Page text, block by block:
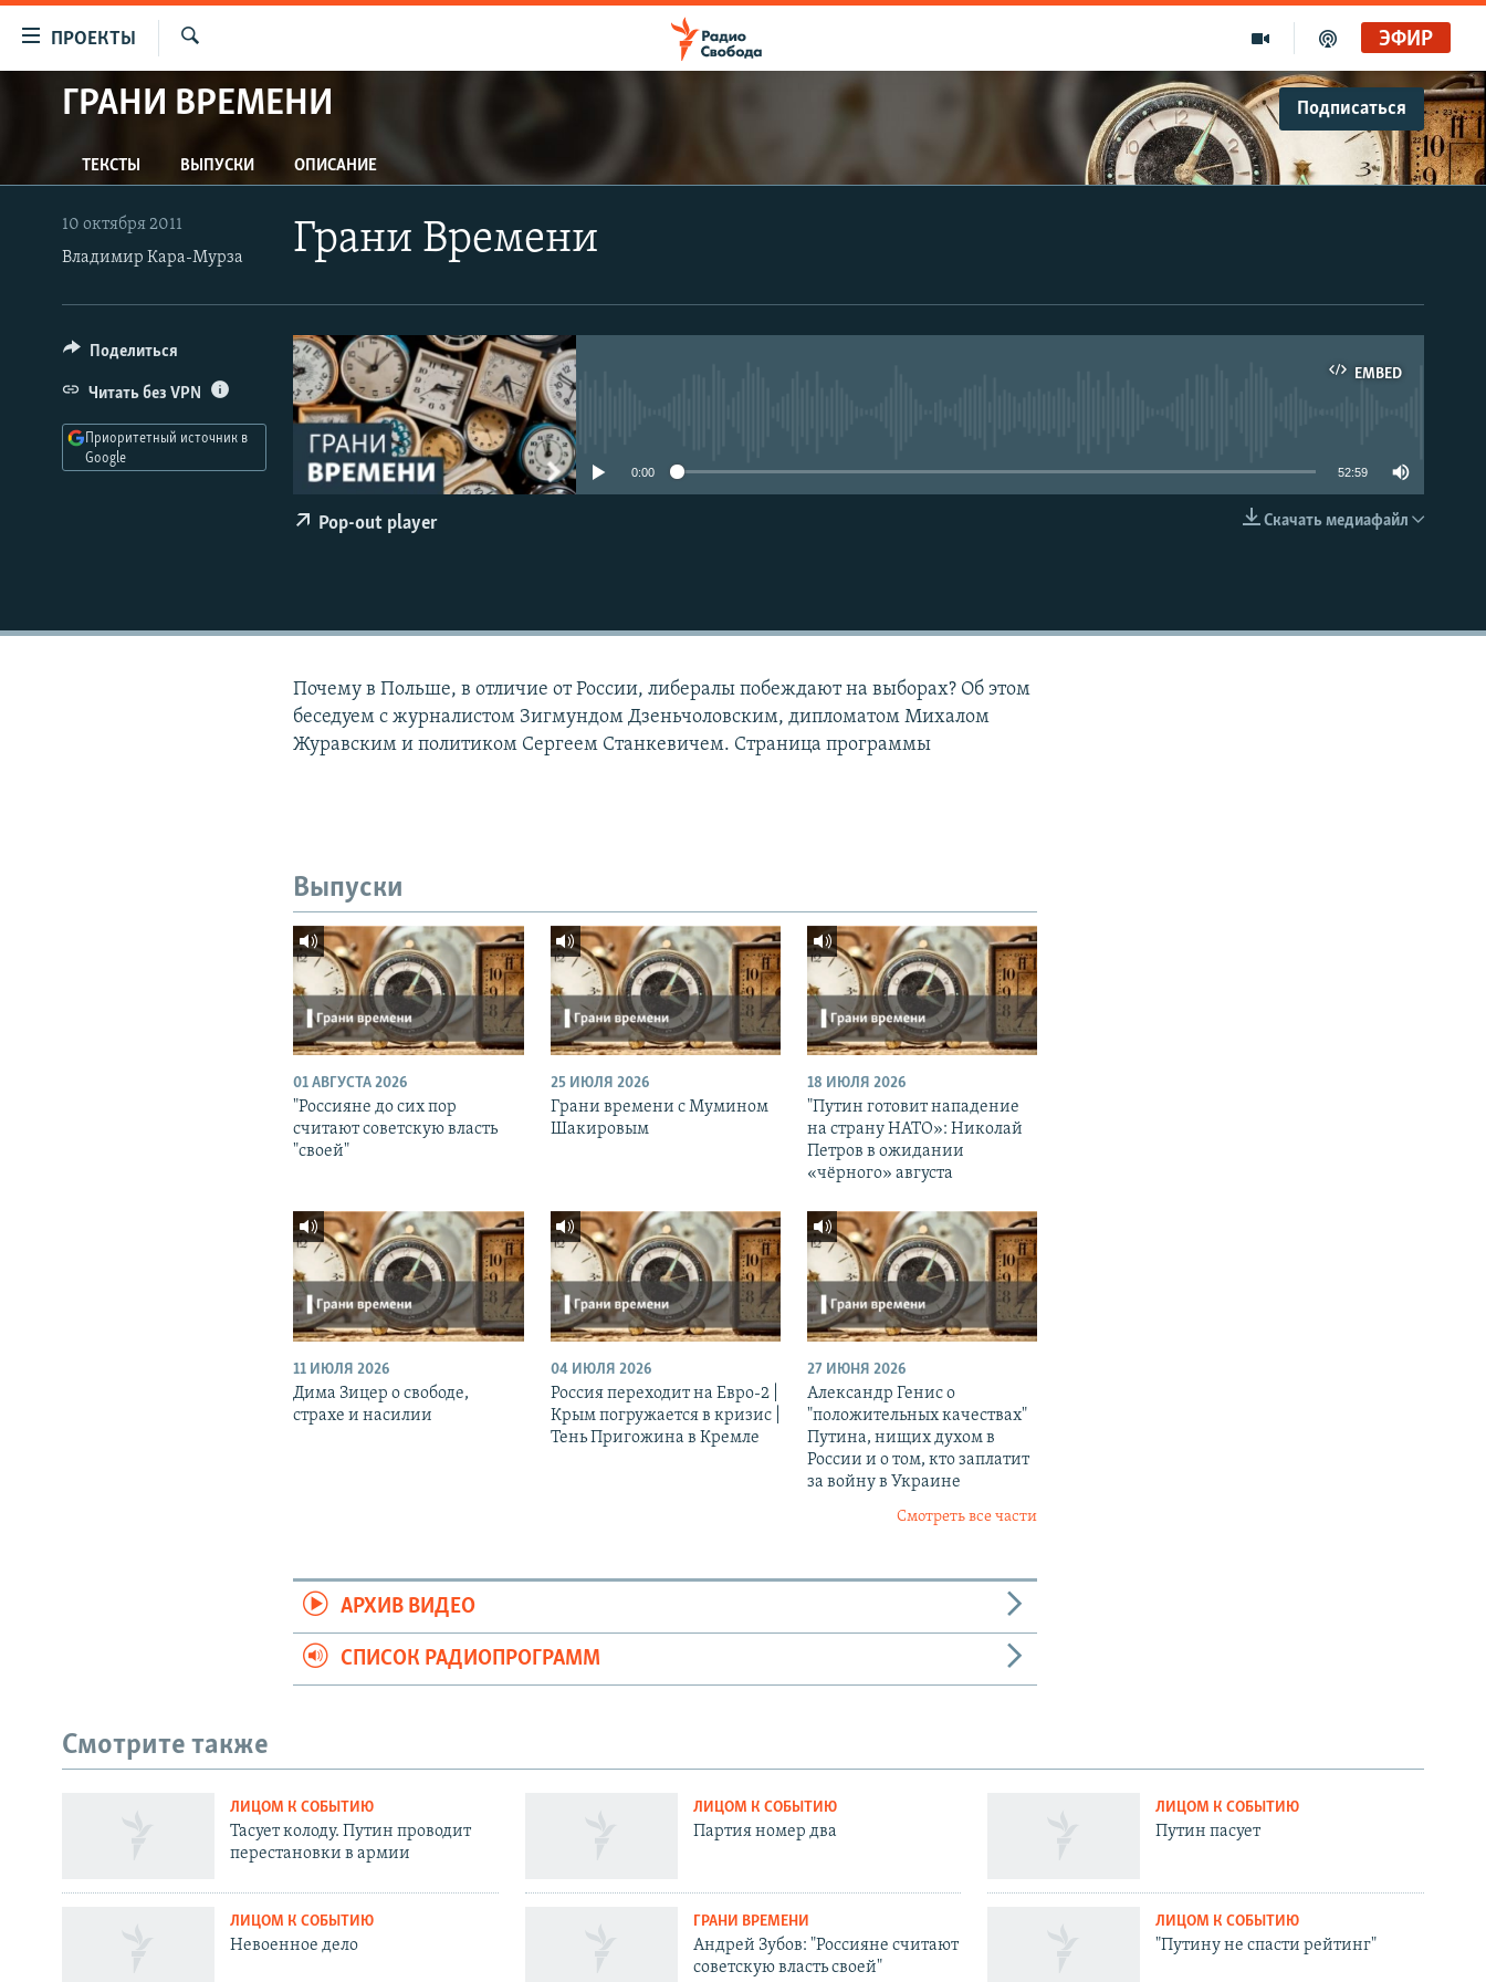
упрощенного
Вернуться
к
основному
содержанию
навигации
Вернутся
ПРОЕКТЫ
ПРОГРАММЫ
АВТОРСКИЕ ПРОЕКТЫ
ЦИТАТЫ СВОБОДЫ
МНЕНИЯ
КУЛЬТУРА
IDEL.РЕАЛИИ
КАВКАЗ.РЕАЛИИ
СЕВЕР.РЕАЛИИ
СИБИРЬ.РЕАЛИИ
ЭФИР
ГРАНИ ВРЕМЕНИ Подписаться
Spotify
Подписаться
ТЕКСТЫ ВЫПУСКИ ОПИСАНИЕ
Грани Времени
10 октября 2011
Владимир Кара-Мурза
EMBED
EMBED
0:00 52:59
Скачать медиафайл
Pop-out player
Поделиться
Читать без VPN
Приоритетный источник в
Google
Почему в Польше, в отличие от России, либералы побеждают на выборах? Об этом
беседуем с журналистом Зигмундом Дзеньчоловским, дипломатом Михалом
Журавским и политиком Сергеем Станкевичем. Страница программы
Выпуски
01 АВГУСТА 2026
"Россияне до сих пор
считают советскую власть
"своей"
25 ИЮЛЯ 2026
Грани времени с Мумином
Шакировым
18 ИЮЛЯ 2026
"Путин готовит нападение
на страну НАТО»: Николай
Петров в ожидании
«чёрного» августа
11 ИЮЛЯ 2026
Дима Зицер о свободе,
страхе и насилии
04 ИЮЛЯ 2026
Россия переходит на Евро-2 |
Крым погружается в кризис |
Тень Пригожина в Кремле
27 ИЮНЯ 2026
Александр Генис о
"положительных качествах"
Путина, нищих духом в
России и о том, кто заплатит
за войну в Украине
Смотреть все части
АРХИВ ВИДЕО
СПИСОК РАДИОПРОГРАММ
Смотрите также
ЛИЦОМ К СОБЫТИЮ
Тасует колоду. Путин проводит
перестановки в армии
ЛИЦОМ К СОБЫТИЮ
Партия номер два
ЛИЦОМ К СОБЫТИЮ
Путин пасует
ЛИЦОМ К СОБЫТИЮ
Невоенное дело
ГРАНИ ВРЕМЕНИ
Андрей Зубов: "Россияне считают
советскую власть своей"
ЛИЦОМ К СОБЫТИЮ
"Путину не спасти рейтинг"